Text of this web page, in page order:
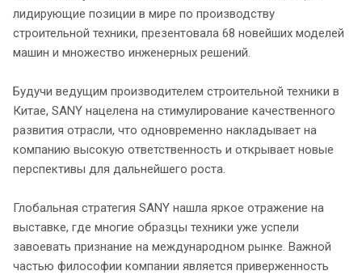
лидирующие позиции в мире по производству
строительной техники, презентовала 68 новейших моделей
машин и множество инженерных решений.
Будучи ведущим производителем строительной техники в
Китае, SANY нацелена на стимулирование качественного
развития отрасли, что одновременно накладывает на
компанию высокую ответственность и открывает новые
перспективы для дальнейшего роста.
Глобальная стратегия SANY нашла яркое отражение на
выставке, где многие образцы техники уже успели
завоевать признание на международном рынке. Важной
частью философии компании является приверженность